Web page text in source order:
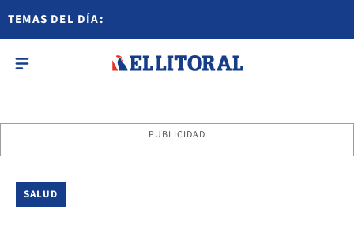
TEMAS DEL DÍA:
PUBLICIDAD
SALUD